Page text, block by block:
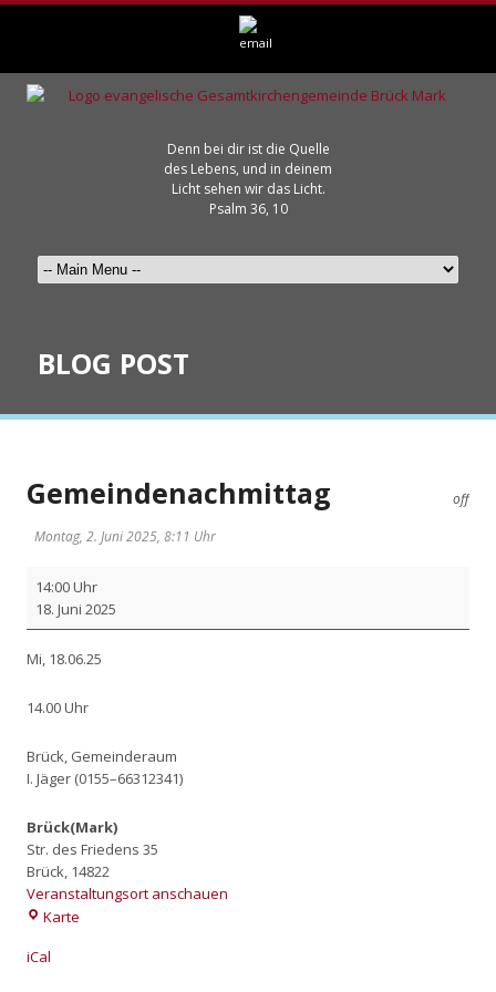
Denn bei dir ist die Quelle
des Lebens, und in deinem
Licht sehen wir das Licht.
Psalm 36, 10
BLOG POST
off
Gemeindenachmittag
Montag, 2. Juni 2025, 8:11 Uhr
de­
nach­
tag
14:00 Uhr
18. Juni 2025
Mi, 18.06.25
14.00 Uhr
Brück, Gemein­de­raum
I. Jäger (0155–66312341)
Brück(Mark)
Str. des Friedens 35
Brück, 14822
Veranstaltungsort anschauen
Karte
iCal